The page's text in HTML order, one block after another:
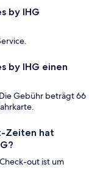
by IHG
by IHG einen
Gebühr beträgt 66
Zeiten hat
out ist um